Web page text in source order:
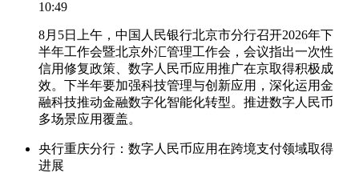
10:49
8月5日上午，中国人民银行北京市分行召开2026年下
半年工作会暨北京外汇管理工作会，会议指出一次性
信用修复政策、数字人民币应用推广在京取得积极成
效。下半年要加强科技管理与创新应用，深化运用金
融科技推动金融数字化智能化转型。推进数字人民币
多场景应用覆盖。
央行重庆分行：数字人民币应用在跨境支付领域取得
进展